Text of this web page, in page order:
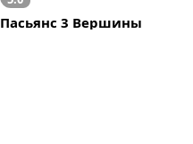
Пасьянс 3 Вершины